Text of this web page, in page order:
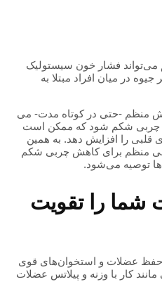
فشار خون سیستولیک
را ۵-۷ میلی‌متر جیوه در میان افراد مبتلا به
منظم -حتی در کوتاه مدت- می
چربی شکم شود که ممکن است
دیابت نوع ۲ و بیماری قلبی را افزایش دهد. به همین
منظم برای کاهش چربی شکم
توصیه می‌شود.
شما را تقویت
عضلات و استخوان‌های قوی
کار با وزنه و پیلاتس عضلات